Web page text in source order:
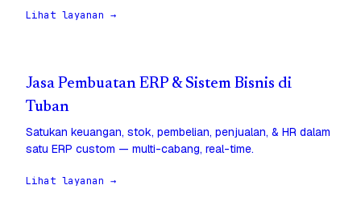
Lihat layanan →
Jasa Pembuatan ERP & Sistem Bisnis di
Tuban
Satukan keuangan, stok, pembelian, penjualan, & HR dalam
satu ERP custom — multi-cabang, real-time.
Lihat layanan →